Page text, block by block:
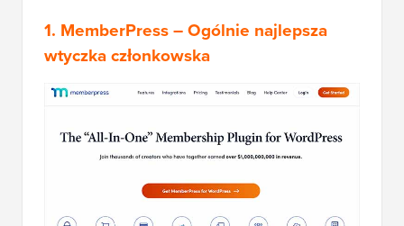
1. MemberPress– Ogólnie najlepsza
wtyczka członkowska